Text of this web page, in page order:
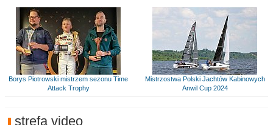
Borys Piotrowski mistrzem sezonu Time
Attack Trophy
Mistrzostwa Polski Jachtów Kabinowych
Anwil Cup 2024
strefa video